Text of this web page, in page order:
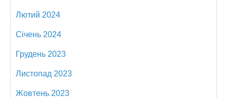
Лютий 2024
Січень 2024
Грудень 2023
Листопад 2023
Жовтень 2023